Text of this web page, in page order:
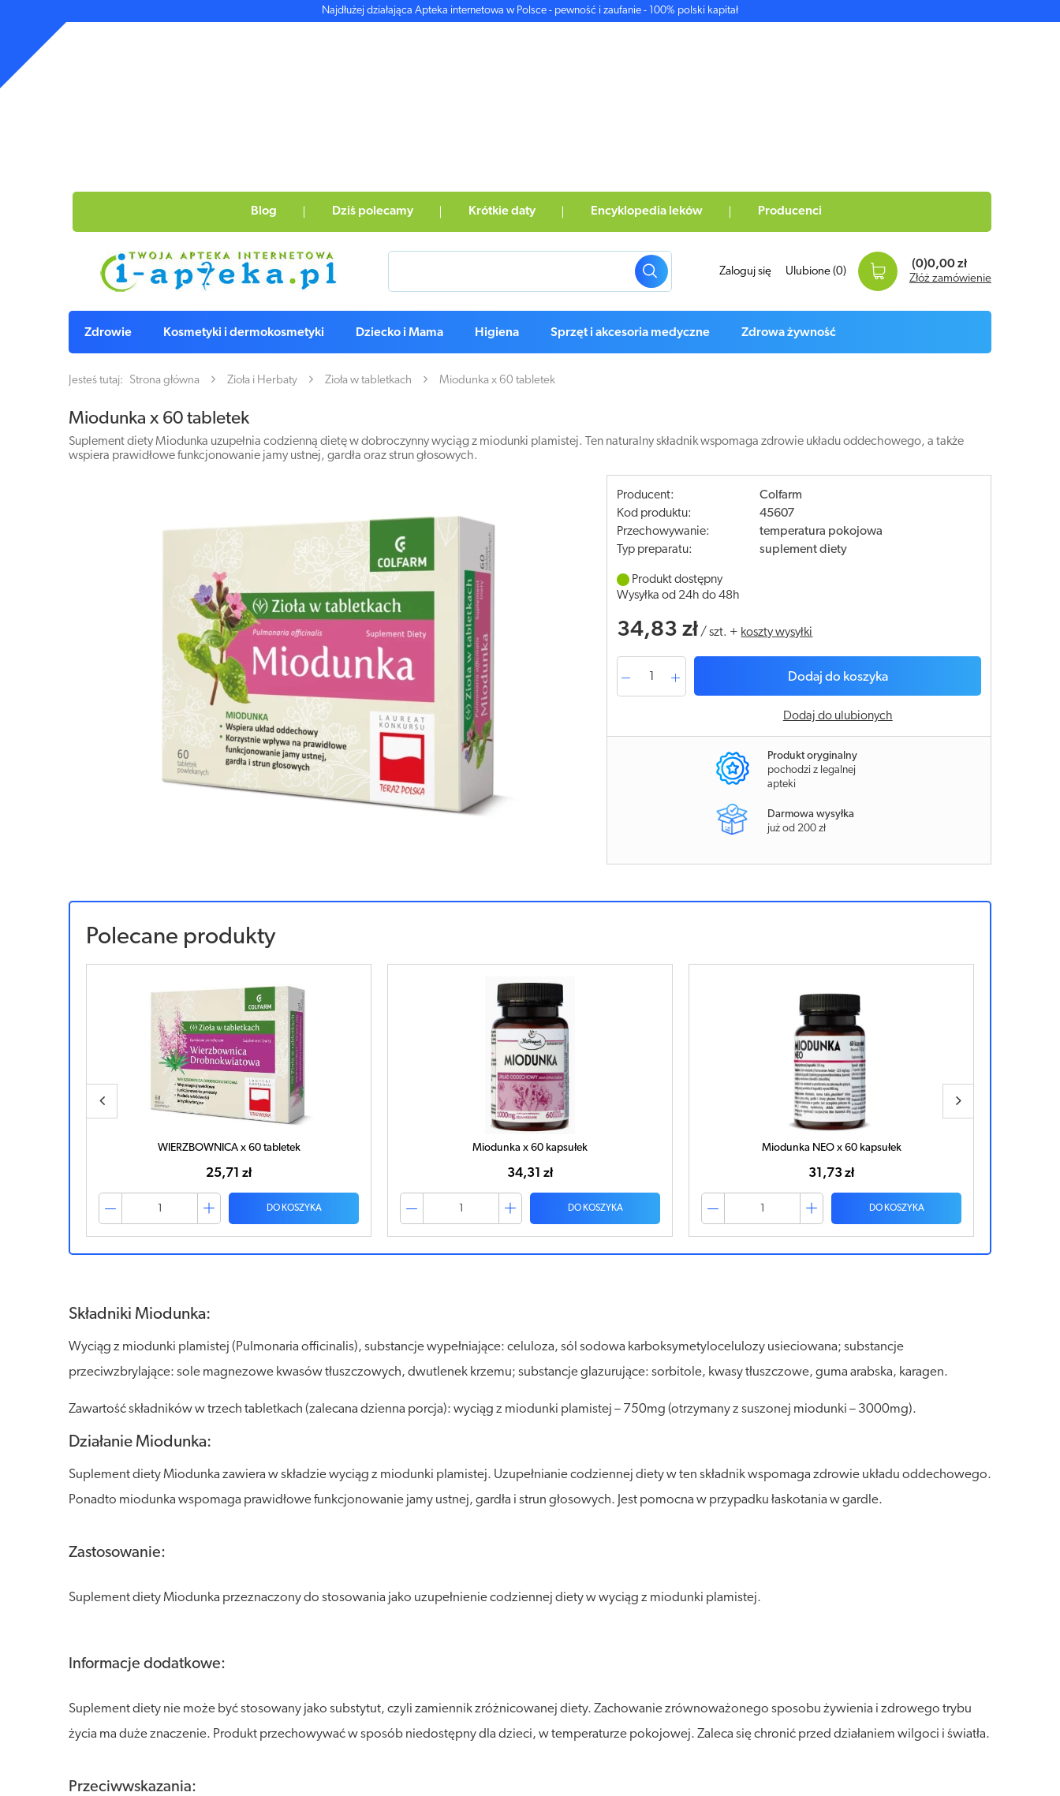
Najdłużej działająca Apteka internetowa w Polsce - pewność i zaufanie - 100% polski kapitał
Blog Dziś polecamy Krótkie daty Encyklopedia leków Producenci
Zaloguj się Ulubione (0)
(0)0,00 zł
Złóż zamówienie
Zdrowie Kosmetyki i dermokosmetyki Dziecko i Mama Higiena Sprzęt i akcesoria medyczne Zdrowa żywność
Jesteś tutaj: Strona główna Zioła i Herbaty Zioła w tabletkach Miodunka x 60 tabletek
Miodunka x 60 tabletek
Suplement diety Miodunka uzupełnia codzienną dietę w dobroczynny wyciąg z miodunki plamistej. Ten naturalny składnik wspomaga zdrowie układu oddechowego, a także
wspiera prawidłowe funkcjonowanie jamy ustnej, gardła oraz strun głosowych.
Producent:
Colfarm
Kod produktu:
45607
Przechowywanie:
temperatura pokojowa
Typ preparatu:
suplement diety
Produkt dostępny
Wysyłka od 24h do 48h
34,83 zł /szt. + koszty wysyłki
Dodaj do koszyka
Dodaj do ulubionych
Produkt oryginalny
pochodzi z legalnej
apteki
Darmowa wysyłka
już od 200 zł
Polecane produkty
Miodunka x 60 kapsułek
34,31 zł
DO KOSZYKA
Miodunka NEO x 60 kapsułek
31,73 zł
DO KOSZYKA
KARCZOCH x 60 tabletek
27,43 zł
DO KOSZYKA
Składniki Miodunka:
Wyciąg z miodunki plamistej (Pulmonaria officinalis), substancje wypełniające: celuloza, sól sodowa karboksymetylocelulozy usieciowana; substancje
przeciwzbrylające: sole magnezowe kwasów tłuszczowych, dwutlenek krzemu; substancje glazurujące: sorbitole, kwasy tłuszczowe, guma arabska, karagen.
Zawartość składników w trzech tabletkach (zalecana dzienna porcja): wyciąg z miodunki plamistej – 750mg (otrzymany z suszonej miodunki – 3000mg).
Działanie Miodunka:
Suplement diety Miodunka zawiera w składzie wyciąg z miodunki plamistej. Uzupełnianie codziennej diety w ten składnik wspomaga zdrowie układu oddechowego.
Ponadto miodunka wspomaga prawidłowe funkcjonowanie jamy ustnej, gardła i strun głosowych. Jest pomocna w przypadku łaskotania w gardle.
Zastosowanie:
Suplement diety Miodunka przeznaczony do stosowania jako uzupełnienie codziennej diety w wyciąg z miodunki plamistej.
Informacje dodatkowe:
Suplement diety nie może być stosowany jako substytut, czyli zamiennik zróżnicowanej diety. Zachowanie zrównoważonego sposobu żywienia i zdrowego trybu
życia ma duże znaczenie. Produkt przechowywać w sposób niedostępny dla dzieci, w temperaturze pokojowej. Zaleca się chronić przed działaniem wilgoci i światła.
Przeciwwskazania: